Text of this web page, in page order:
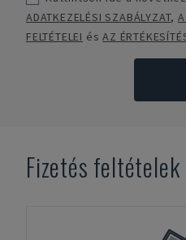
ADATKEZELÉSI SZABÁLYZAT,
FELTÉTELEI ésAZ
Fizetés feltételek